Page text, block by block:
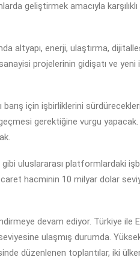
geliştirmek amacıyla
altyapı, enerji, ulaştırma,
projelerinin gidişatı ve
için işbirliklerini
gerektiğine vurgu yapacak.
uluslararası platformlardaki
hacminin 10 milyar dolar
devam ediyor. Türkiye ile
ulaşmış durumda.
düzenlenen toplantılar, iki